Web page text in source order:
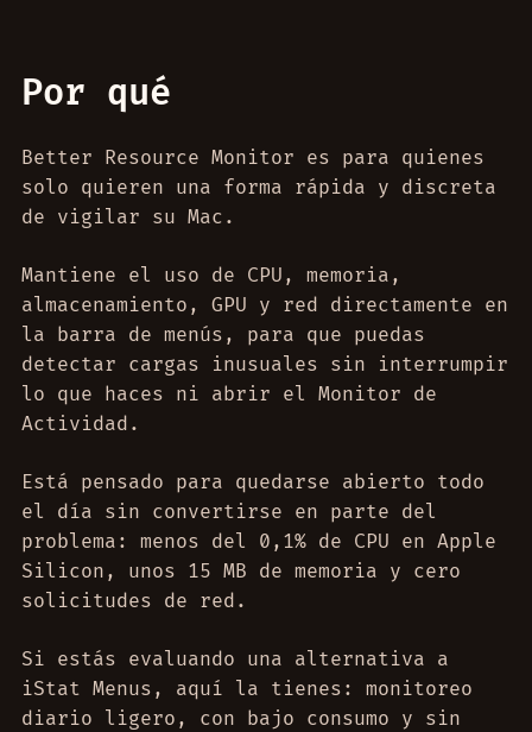
Por qué
Better Resource Monitor es para quienes
solo quieren una forma rápida y discreta
de vigilar su Mac.
Mantiene el uso de CPU, memoria,
almacenamiento, GPU y red directamente en
la barra de menús, para que puedas
detectar cargas inusuales sin interrumpir
lo que haces ni abrir el Monitor de
Actividad.
Está pensado para quedarse abierto todo
el día sin convertirse en parte del
problema: menos del 0,1% de CPU en Apple
Silicon, unos 15 MB de memoria y cero
solicitudes de red.
Si estás evaluando una alternativa a
iStat Menus, aquí la tienes: monitoreo
diario ligero, con bajo consumo y sin